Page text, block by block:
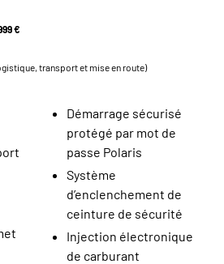
€
transport et mise en route)
Démarrage sécurisé
protégé par mot de
passe Polaris
Système
d’enclenchement de
ceinture de sécurité
Injection électronique
de carburant